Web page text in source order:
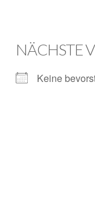
NÄCHSTE
Keine